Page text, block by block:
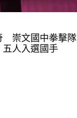
崇文國中拳擊隊
人入選國手